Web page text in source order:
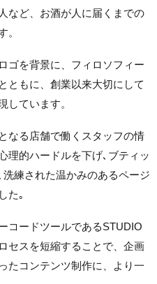
など、お酒が人に届くまでの
。
ゴを背景に、フィロソフィー
ともに、創業以来大切にして
しています。
なる店舗で働くスタッフの情
理的ハードルを下げ､ブティッ
練された温かみのあるページ
た｡
コードツールであるSTUDIO
セスを短縮することで、企画
たコンテンツ制作に、より一